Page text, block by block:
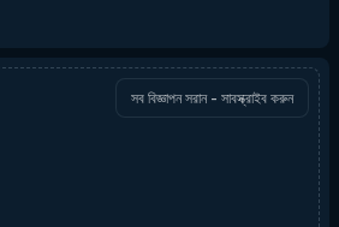
সব বিজ্ঞাপন সরান - সাবস্ক্রাইব করুন